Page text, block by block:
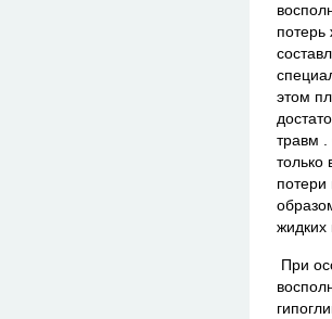
потерь
этом
травм .
только
потери
жидких
При